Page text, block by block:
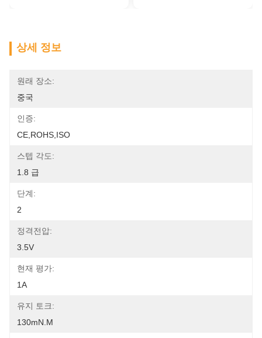
상세 정보
원래 장소:
중국
인증:
CE,ROHS,ISO
스텝 각도:
1.8 급
단계:
2
정격전압:
3.5V
현재 평가:
1A
유지 토크:
130mN.m